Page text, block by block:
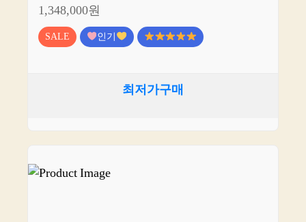
1,348,000원
SALE 인기
최저가구매